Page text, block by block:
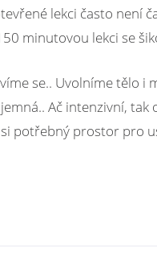
lekci často není
minutovou lekci se
se.. Uvolníme tělo i
Ač intenzivní,
potřebný prostor pro